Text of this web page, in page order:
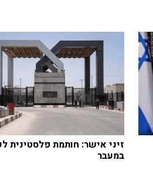
זיני אישר: חותמת פלסטינית
במעבר